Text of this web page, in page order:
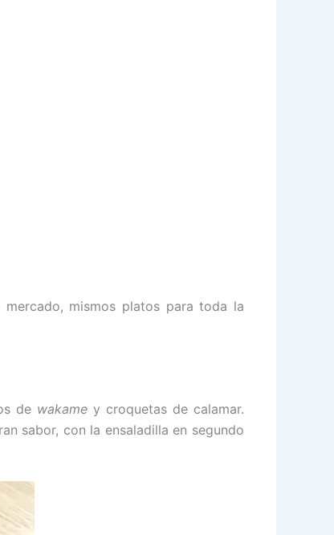
mismos platos para toda la
de wakame y croquetas de calamar.
sabor, con la ensaladilla en segundo